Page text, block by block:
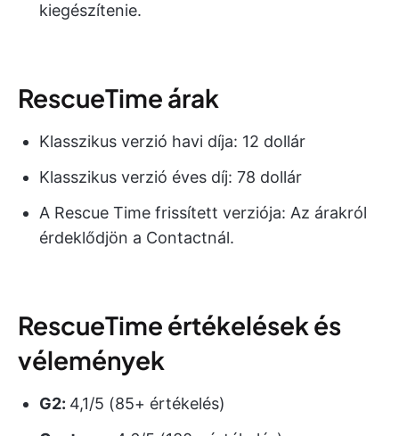
kiegészítenie.
RescueTime árak
Klasszikus verzió havi díja: 12 dollár
Klasszikus verzió éves díj: 78 dollár
A Rescue Time frissített verziója: Az árakról
érdeklődjön a Contactnál.
RescueTime értékelések és
vélemények
G2: 4,1/5 (85+ értékelés)